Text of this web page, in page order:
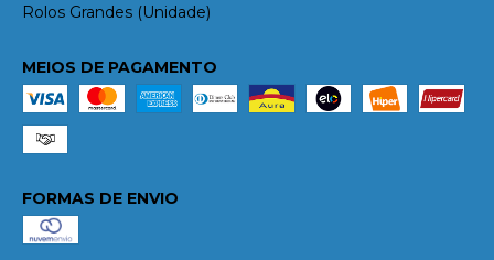
Rolos Grandes (Unidade)
MEIOS DE PAGAMENTO
FORMAS DE ENVIO